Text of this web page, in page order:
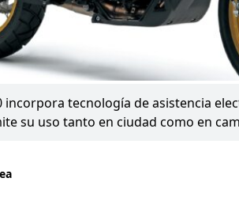
incorpora tecnología de asistencia
su uso tanto en ciudad como en